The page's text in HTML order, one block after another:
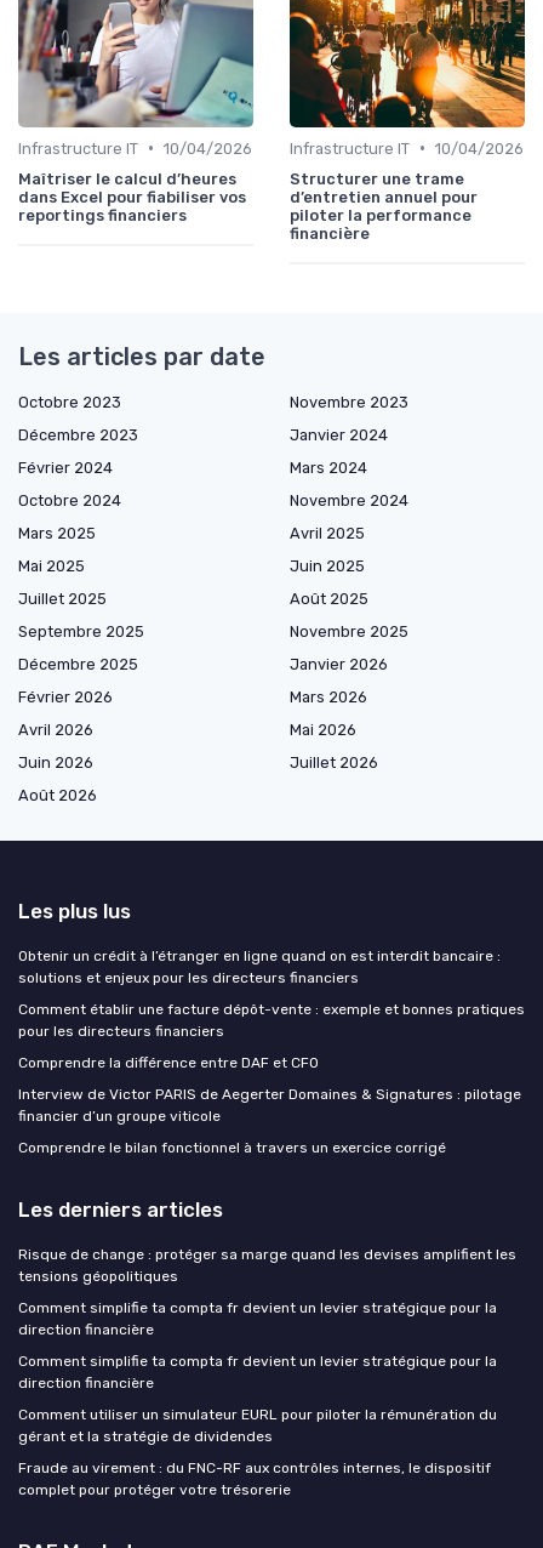
Infrastructure IT • 10/04/2026
Maîtriser le calcul d’heures
dans Excel pour fiabiliser vos
reportings financiers
Infrastructure IT • 10/04/2026
Structurer une trame
d’entretien annuel pour
piloter la performance
financière
Les articles par date
Octobre 2023
Novembre 2023
Décembre 2023
Janvier 2024
Février 2024
Mars 2024
Octobre 2024
Novembre 2024
Mars 2025
Avril 2025
Mai 2025
Juin 2025
Juillet 2025
Août 2025
Septembre 2025
Novembre 2025
Décembre 2025
Janvier 2026
Février 2026
Mars 2026
Avril 2026
Mai 2026
Juin 2026
Juillet 2026
Août 2026
Les plus lus
Obtenir un crédit à l’étranger en ligne quand on est interdit bancaire :
solutions et enjeux pour les directeurs financiers
Comment établir une facture dépôt-vente : exemple et bonnes pratiques
pour les directeurs financiers
Comprendre la différence entre DAF et CFO
Interview de Victor PARIS de Aegerter Domaines & Signatures : pilotage
financier d’un groupe viticole
Comprendre le bilan fonctionnel à travers un exercice corrigé
Les derniers articles
Risque de change : protéger sa marge quand les devises amplifient les
tensions géopolitiques
Comment simplifie ta compta fr devient un levier stratégique pour la
direction financière
Comment simplifie ta compta fr devient un levier stratégique pour la
direction financière
Comment utiliser un simulateur EURL pour piloter la rémunération du
gérant et la stratégie de dividendes
Fraude au virement : du FNC-RF aux contrôles internes, le dispositif
complet pour protéger votre trésorerie